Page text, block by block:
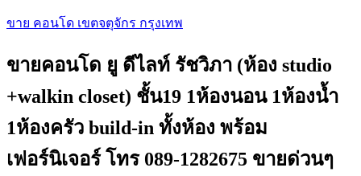
ขาย คอนโด เขตจตุจักร กรุงเทพ
ขายคอนโด ยู ดีไลท์ รัชวิภา (ห้อง studio
+walkin closet) ชั้น19 1ห้องนอน 1ห้องน้ำ
1ห้องครัว build-in ทั้งห้อง พร้อม
เฟอร์นิเจอร์ โทร 089-1282675 ขายด่วนๆ